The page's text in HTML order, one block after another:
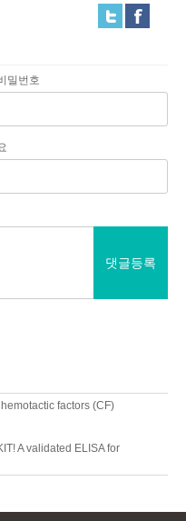
밀번호
댓글등록
factors (CF)
A validated ELISA for